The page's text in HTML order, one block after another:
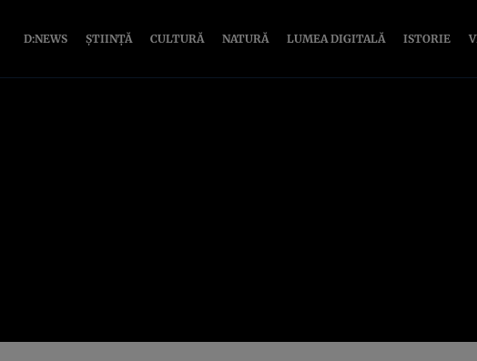
D:NEWS ȘTIINȚĂ CULTURĂ NATURĂ LUMEA DIGITALĂ ISTORIE